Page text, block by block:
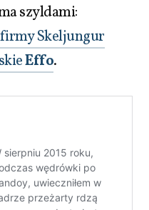
szyldami:
Skeljungur
Effo.